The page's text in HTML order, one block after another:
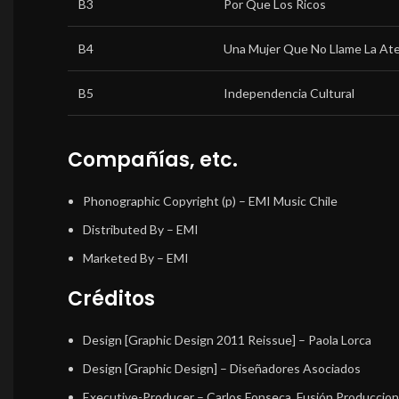
B3 Por Que Los Ricos
B4 Una Mujer Que No Llame La
B5 Independencia Cultural
Compañías, etc.
Phonographic Copyright (p) – EMI Music Chile
Distributed By – EMI
Marketed By – EMI
Créditos
Design [Graphic Design 2011 Reissue] – Paola Lorca
Design [Graphic Design] – Diseñadores Asociados